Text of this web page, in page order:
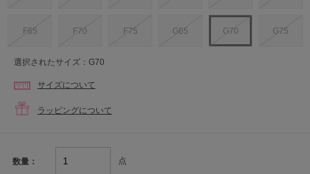
F65 F70 F75 G65 G70 G75
選択されたサイズ：G70
サイズについて
ラッピングについて
数量： 点